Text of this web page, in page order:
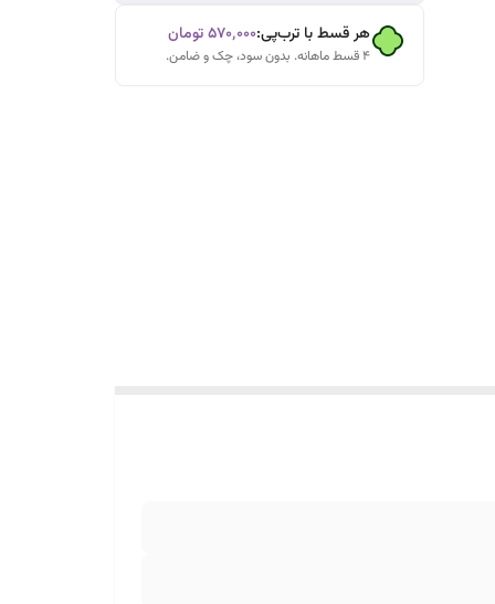
هر قسط با ترب‌پی:۵۷۰٬۰۰۰تومان
۴ قسط ماهانه. بدون سود، چک و ضامن.